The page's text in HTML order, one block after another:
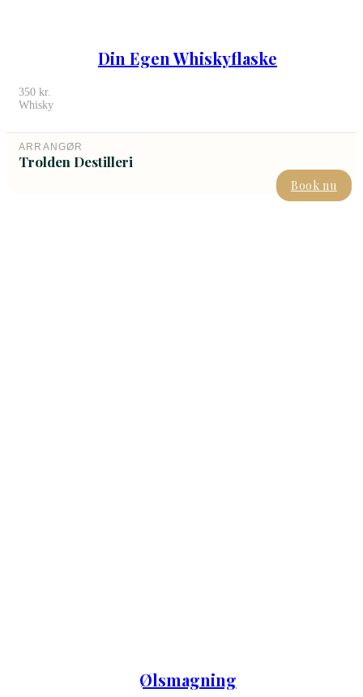
Din Egen Whiskyflaske
350 kr.
Whisky
ARRANGØR
Trolden Destilleri
Book nu
Ølsmagning